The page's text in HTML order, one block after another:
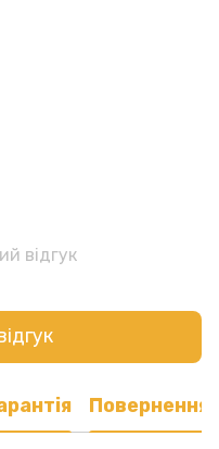
відгук
Повернення